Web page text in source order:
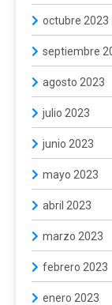
octubre 2023
septiembre
agosto 2023
julio 2023
junio 2023
mayo 2023
abril 2023
marzo 2023
febrero 2023
enero 2023